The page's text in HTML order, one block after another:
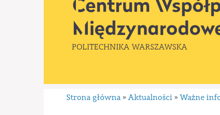
Strona główna » Aktualności » Ważne